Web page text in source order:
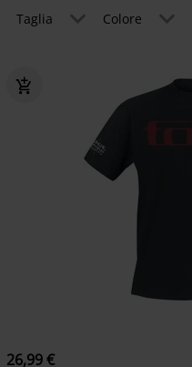
Taglia Colore
26,99 €